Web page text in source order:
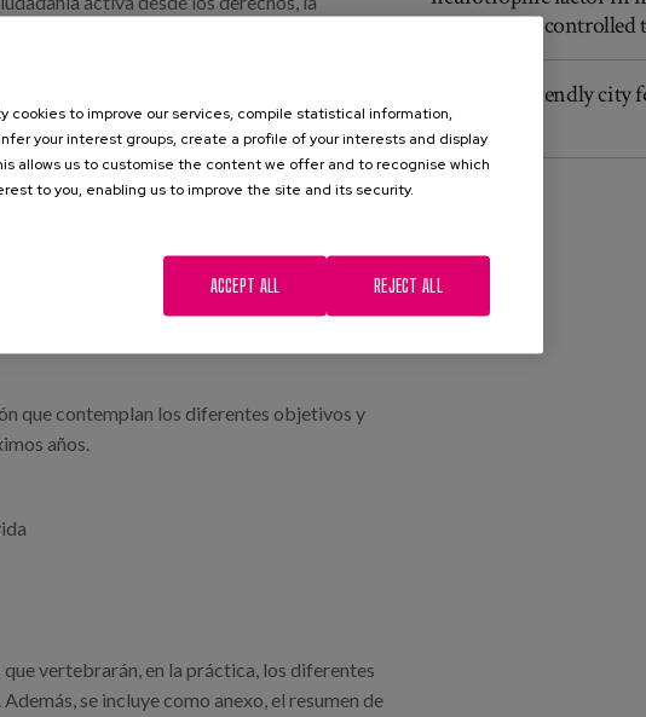
Facilitar las transiciones y el desarrollo
prevención y el fomento de la
sociales y la transición a un nuevo
y Generar conocimiento desde la
de la silver economy.
donde se describe el contexto de partida
en Euskadi, el análisis de las
internacional, estatal y vasco y la
esta Estrategia. A continuación, le siguen
generales y principios, que son el
que contemplan los diferentes objetivos y
años.
vertebrarán, en la práctica, los diferentes
se incluye como anexo, el resumen de
randomized controlled
Madrid, a friendly city
2019
cookies to improve our services, compile statistical information,
your interest groups, create a profile of your interests and display
allows us to customise the content we offer and to recognise which
to you, enabling us to improve the site and its security.
REJECT ALL
ACCEPT ALL